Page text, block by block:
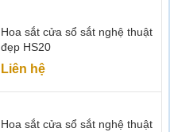
Hoa sắt cửa sổ sắt nghệ thuật
đẹp HS20
Liên hệ
Hoa sắt cửa sổ sắt nghệ thuật